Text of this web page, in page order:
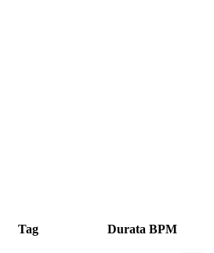
Tag Durata BPM